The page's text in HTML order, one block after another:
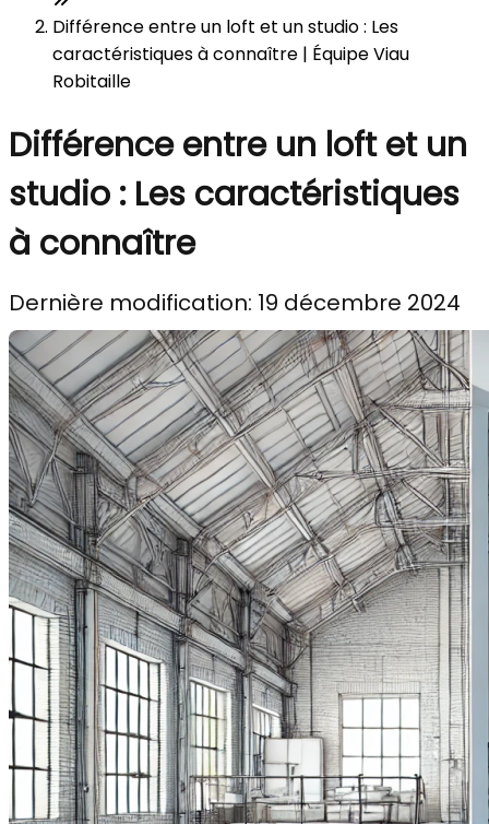
Différence entre un loft et un studio : Les
caractéristiques à connaître | Équipe Viau
Robitaille
Différence entre un loft et un
studio : Les caractéristiques
à connaître
Dernière modification: 19 décembre 2024